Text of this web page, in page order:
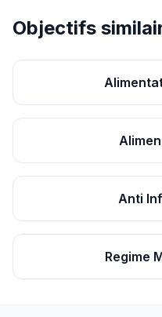
Objectifs
Anti
Regime